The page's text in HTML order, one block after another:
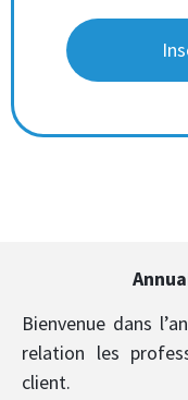
Bienvenue dans
relation les
client.